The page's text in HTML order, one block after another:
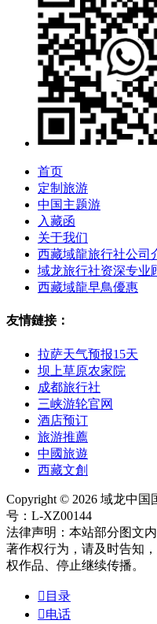
首页
定制旅游
中国主题游
入藏函
关于我们
西藏域龍旅行社公司
域龙旅行社资深专业
西藏域龍早鳥優惠
友情鏈接：
拉萨天气预报15天
坝上草原农家院
成都旅行社
三峡游轮官网
酒店预订
旅游推薦
中國旅遊
西藏文創
Copyright © 2026 域龙中
号：L-XZ00144
法律声明：本站部分图文
著作权行为，请及时告知
权作品、停止继续传播。
 目录
电话